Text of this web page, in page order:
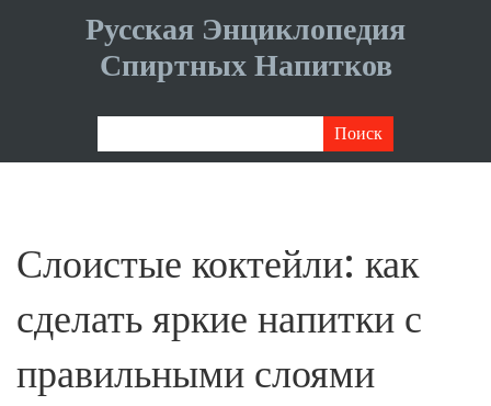
Русская Энциклопедия
Спиртных Напитков
Слоистые коктейли: как
сделать яркие напитки с
правильными слоями